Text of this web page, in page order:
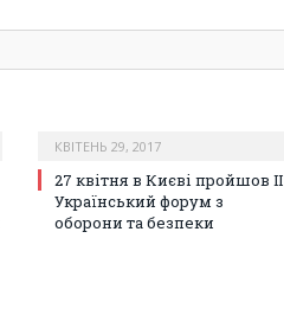
КВІТЕНЬ 29, 2017
27 квітня в Києві пройшов ІІ
Український форум з
оборони та безпеки